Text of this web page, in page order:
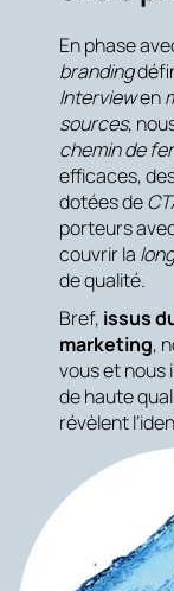
En phase
branding
Interviewen
sources,
chemin de fer
efficaces,
dotées de
porteurs
couvrir la
de qualité.
Bref, issus
marketing,
vous et nous
de haute
révèlent